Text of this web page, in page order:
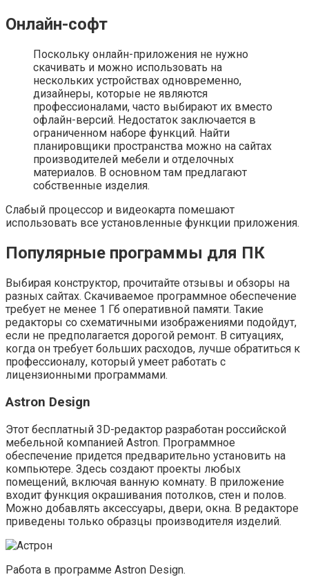
Онлайн-софт
Поскольку онлайн-приложения не нужно
скачивать и можно использовать на
нескольких устройствах одновременно,
дизайнеры, которые не являются
профессионалами, часто выбирают их вместо
офлайн-версий. Недостаток заключается в
ограниченном наборе функций. Найти
планировщики пространства можно на сайтах
производителей мебели и отделочных
материалов. В основном там предлагают
собственные изделия.
Слабый процессор и видеокарта помешают
использовать все установленные функции приложения.
Популярные программы для ПК
Выбирая конструктор, прочитайте отзывы и обзоры на
разных сайтах. Скачиваемое программное обеспечение
требует не менее 1 Гб оперативной памяти. Такие
редакторы со схематичными изображениями подойдут,
если не предполагается дорогой ремонт. В ситуациях,
когда он требует больших расходов, лучше обратиться к
профессионалу, который умеет работать с
лицензионными программами.
Astron Design
Этот бесплатный 3D-редактор разработан российской
мебельной компанией Astron. Программное
обеспечение придется предварительно установить на
компьютере. Здесь создают проекты любых
помещений, включая ванную комнату. В приложение
входит функция окрашивания потолков, стен и полов.
Можно добавлять аксессуары, двери, окна. В редакторе
приведены только образцы производителя изделий.
Работа в программе Astron Design.